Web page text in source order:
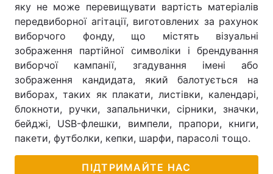
яку не може перевищувати вартість матеріалів
передвиборної агітації, виготовлених за рахунок
виборчого фонду, що містять візуальні
зображення партійної символіки і брендування
виборчої кампанії, згадування імені або
зображення кандидата, який балотується на
виборах, таких як плакати, листівки, календарі,
блокноти, ручки, запальнички, сірники, значки,
бейджі, USB-флешки, вимпели, прапори, книги,
пакети, футболки, кепки, шарфи, парасолі тощо.
ПІДТРИМАЙТЕ НАС